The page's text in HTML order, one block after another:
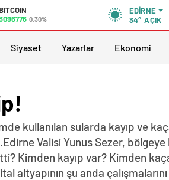
0,30%
EDIRNE
34° AÇIK
Siyaset Yazarlar Ekonomi
kullanılan sularda kayıp ve
Valisi Yunus Sezer,
Kimden kayıp var? Kimden
şu anda